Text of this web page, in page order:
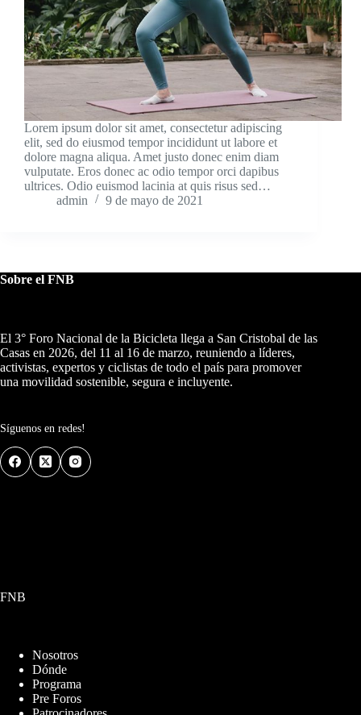
Lorem ipsum dolor sit amet, consectetur adipiscing
elit, sed do eiusmod tempor incididunt ut labore et
dolore magna aliqua. Amet justo donec enim diam
vulputate. Eros donec ac odio tempor orci dapibus
ultrices. Odio euismod lacinia at quis risus sed…
admin
9 de mayo de 2021
Sobre el FNB
El 3° Foro Nacional de la Bicicleta llega a San Cristobal de las
Casas en 2026, del 11 al 16 de marzo, reuniendo a líderes,
activistas, expertos y ciclistas de todo el país para promover
una movilidad sostenible, segura e incluyente.
Síguenos en redes!
FNB
Nosotros
Dónde
Programa
Pre Foros